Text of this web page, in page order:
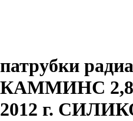
патрубки
КАММИНС 2,8
2012 г.